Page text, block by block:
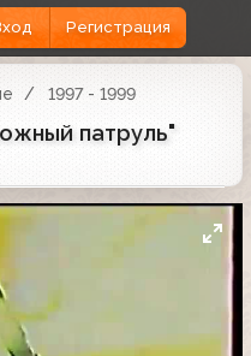
Регистрация
1997 - 1999
патруль"